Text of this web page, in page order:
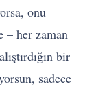
onu
– her zaman
bir
sadece